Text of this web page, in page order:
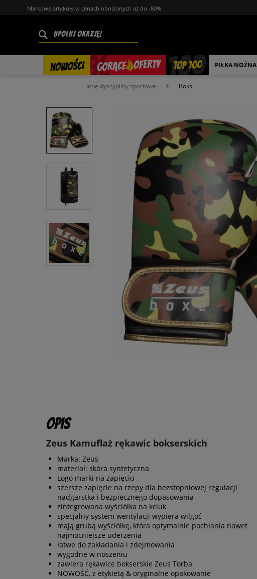
Markowe artykuły w cenach obniżonych aż do -80%
NOWOŚCI GORĄCE OFERTY
% TOP 100 PIŁKA NOŻNA
Inne dyscypliny sportowe Boks
Opis
Zeus Kamuflaż rękawic bokserskich
Marka: Zeus
materiał: skóra syntetyczna
Logo marki na zapięciu
szersze zapięcie na rzepy dla bezstopniowej regulacji
nadgarstka i bezpiecznego dopasowania
zintegrowana wyściółka na kciuk
specjalny system wentylacji wypiera wilgoć
mają grubą wyściółkę, która optymalnie pochłania nawet
najmocniejsze uderzenia
łatwe do zakładania i zdejmowania
wygodne w noszeniu
zawiera rękawice bokserskie Zeus Torba
NOWOŚĆ, z etykietą & oryginalne opakowanie